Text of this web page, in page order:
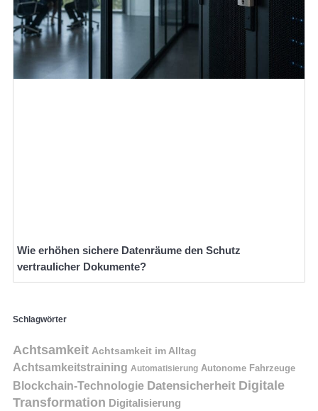
Wie erhöhen sichere Datenräume den Schutz
vertraulicher Dokumente?
Schlagwörter
Achtsamkeit Achtsamkeit im Alltag
Achtsamkeitstraining Automatisierung Autonome Fahrzeuge
Blockchain-Technologie Datensicherheit Digitale
Transformation Digitalisierung